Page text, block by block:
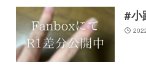
#小